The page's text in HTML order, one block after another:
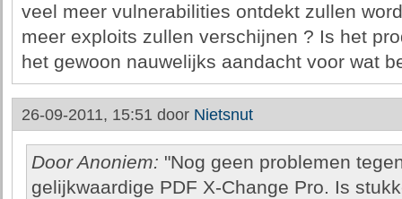
veel meer vulnerabilities ontdekt zullen
meer exploits zullen verschijnen ? Is het
het gewoon nauwelijks aandacht voor wat
26-09-2011, 15:51 door Nietsnut
Door Anoniem: "Nog geen problemen
gelijkwaardige PDF X-Change Pro. Is